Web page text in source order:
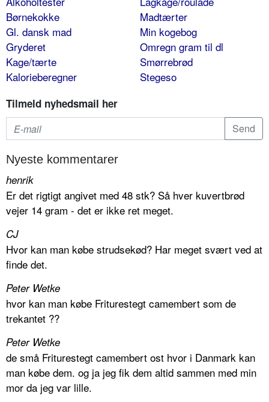
Børnekokke
Gl. dansk mad
Gryderet
Kage/tærte
Kalorieberegner
Madtærter
Min kogebog
Omregn gram til dl
Smørrebrød
Stegeso
Tilmeld nyhedsmail her
Nyeste kommentarer
henrik
Er det rigtigt angivet med 48 stk? Så hver kuvertbrød
vejer 14 gram - det er ikke ret meget.
CJ
Hvor kan man købe strudsekød? Har meget svært ved at
finde det.
Peter Wetke
hvor kan man købe Friturestegt camembert som de
trekantet ??
Peter Wetke
de små Friturestegt camembert ost hvor i Danmark kan
man købe dem. og ja jeg fik dem altid sammen med min
mor da jeg var lille.